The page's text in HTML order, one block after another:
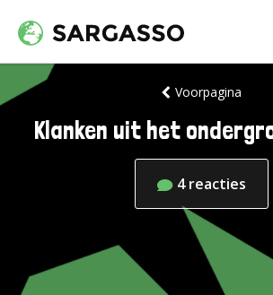
Voorpagina
Klanken uit het
4 reacties